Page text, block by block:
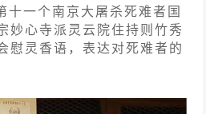
一个南京大屠杀死难者国
妙心寺派灵云院住持则竹秀
慰灵香语，表达对死难者的